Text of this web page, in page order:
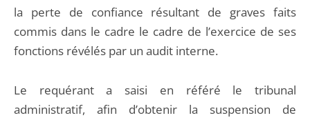
la perte de confiance résultant de graves faits
commis dans le cadre le cadre de l’exercice de ses
fonctions révélés par un audit interne.
Le requérant a saisi en référé le tribunal
administratif, afin d’obtenir la suspension de